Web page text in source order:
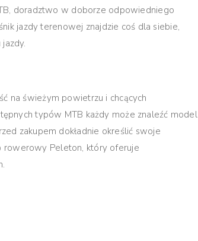
doradztwo w doborze odpowiedniego
jazdy terenowej znajdzie coś dla siebie,
na świeżym powietrzu i chcących
typów MTB każdy może znaleźć model
zakupem dokładnie określić swoje
rowerowy Peleton, który oferuje